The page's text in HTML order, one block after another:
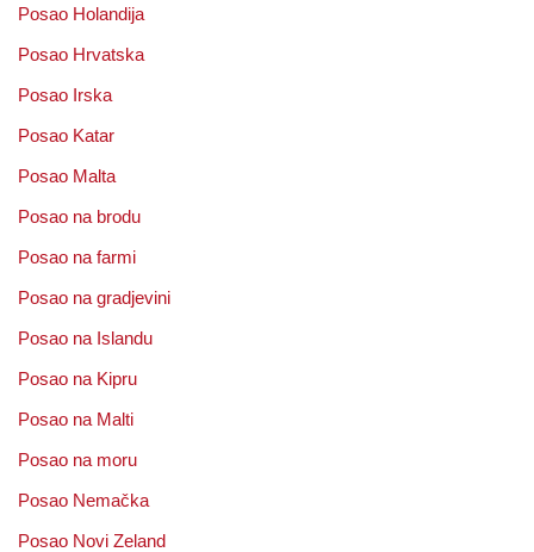
Posao Holandija
Posao Hrvatska
Posao Irska
Posao Katar
Posao Malta
Posao na brodu
Posao na farmi
Posao na gradjevini
Posao na Islandu
Posao na Kipru
Posao na Malti
Posao na moru
Posao Nemačka
Posao Novi Zeland